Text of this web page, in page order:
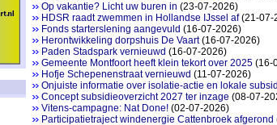
Op vakantie? Licht uw buren in (23-07-2026)
HDSR raadt zwemmen in Hollandse IJssel af(21-07-
Fonds starterslening aangevuld (16-07-2026)
Herontwikkeling dorpshuis De Vaart(16-07-2026)
Paden Stadspark vernieuwd (16-07-2026)
Gemeente Montfoort heeft klein tekort over 2025(16-
Hofje Schepenenstraat vernieuwd (11-07-2026)
Onjuiste informatie over isolatie-actie en lokale
Concept subsidieoverzicht 2027 ter inzage (08-07-
Vitens-campagne: Nat Done!(02-07-2026)
Participatietraject windenergie Cattenbroek afgerond